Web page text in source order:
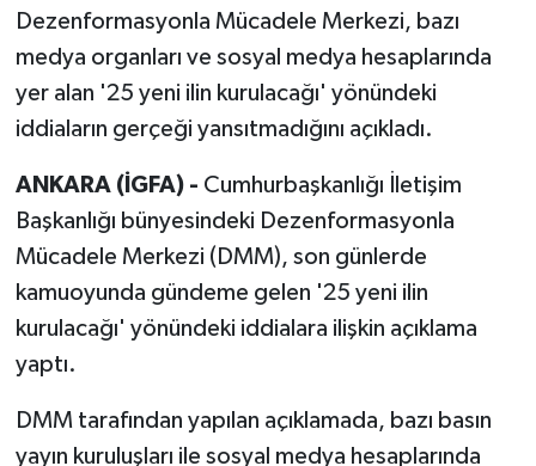
Dezenformasyonla Mücadele Merkezi, bazı
medya organları ve sosyal medya hesaplarında
yer alan '25 yeni ilin kurulacağı' yönündeki
iddiaların gerçeği yansıtmadığını açıkladı.
ANKARA (İGFA) - Cumhurbaşkanlığı İletişim
Başkanlığı bünyesindeki Dezenformasyonla
Mücadele Merkezi (DMM), son günlerde
kamuoyunda gündeme gelen '25 yeni ilin
kurulacağı' yönündeki iddialara ilişkin açıklama
yaptı.
DMM tarafından yapılan açıklamada, bazı basın
yayın kuruluşları ile sosyal medya hesaplarında